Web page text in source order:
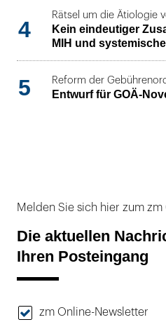
4
Rätsel um die Ätiologie
Kein eindeutiger
MIH und
5 Reform der
Entwurf für GOÄ-
Melden Sie sich hier zum
Die aktuellen
Ihren Posteingang
zm Online-Newsletter